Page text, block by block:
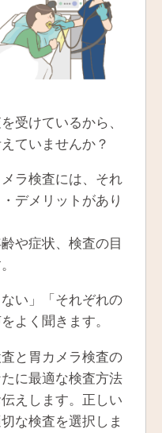
受けているから、
ていませんか？
ラ検査には、それ
デメリットがあり
や症状、検査の目
い」「それぞれの
よく聞きます。
と胃カメラ検査の
に最適な検査方法
えします。正しい
な検査を選択しま